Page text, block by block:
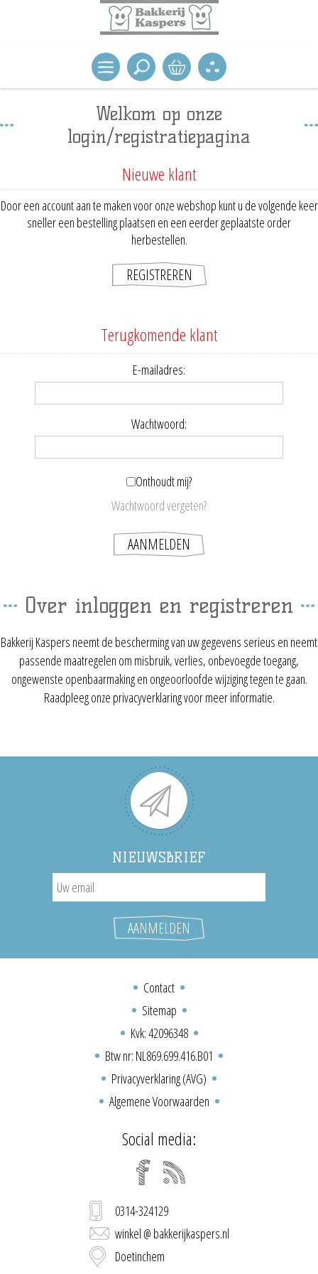
Welkom op onze
login/registratiepagina
Nieuwe klant
Door een account aan te maken voor onze webshop kunt u de volgende keer
sneller een bestelling plaatsen en een eerder geplaatste order
herbestellen.
Terugkomende klant
E-mailadres:
Wachtwoord:
Onthoudt mij?
Wachtwoord vergeten?
Over inloggen en registreren
Bakkerij Kaspers neemt de bescherming van uw gegevens serieus en neemt
passende maatregelen om misbruik, verlies, onbevoegde toegang,
ongewenste openbaarmaking en ongeoorloofde wijziging tegen te gaan.
Raadpleeg onze privacyverklaring voor meer informatie.
NIEUWSBRIEF
Contact
Sitemap
Kvk: 42096348
Btw nr: NL869.699.416.B01
Privacyverklaring (AVG)
Algemene Voorwaarden
Social media:
0314-324129
winkel @ bakkerijkaspers.nl
Doetinchem